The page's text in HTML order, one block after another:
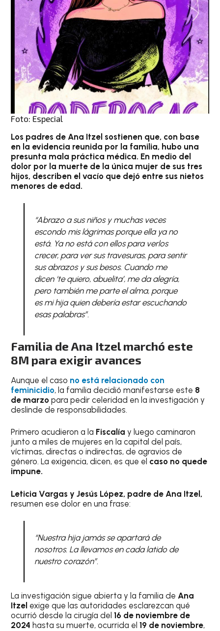
Foto: Especial
Los padres de Ana Itzel sostienen que, con base
en la evidencia reunida por la familia, hubo una
presunta mala práctica médica. En medio del
dolor por la muerte de la única mujer de sus tres
hijos, describen el vacío que dejó entre sus nietos
menores de edad.
“Abrazo a sus niños y muchas veces
escondo mis lágrimas porque ella ya no
está. Ya no está con ellos para verlos
crecer, para ver sus travesuras, para sentir
sus abrazos y sus besos. Cuando me
dicen ‘te quiero, abuelita’, me da alegría,
pero también me parte el alma, porque
es mi hija quien debería estar escuchando
esas palabras”.
Familia de Ana Itzel marchó este
8M para exigir avances
Aunque el caso no está relacionado con
feminicidio, la familia decidió manifestarse este 8
de marzo para pedir celeridad en la investigación y
deslinde de responsabilidades.
Primero acudieron a la Fiscalía y luego caminaron
junto a miles de mujeres en la capital del país,
víctimas, directas o indirectas, de agravios de
género. La exigencia, dicen, es que el caso no quede
impune.
Leticia Vargas y Jesús López, padre de Ana Itzel,
resumen ese dolor en una frase:
“Nuestra hija jamás se apartará de
nosotros. La llevamos en cada latido de
nuestro corazón”.
La investigación sigue abierta y la familia de Ana
Itzel exige que las autoridades esclarezcan qué
ocurrió desde la cirugía del16 de noviembre de
2024 hasta su muerte, ocurrida el19 de noviembre,